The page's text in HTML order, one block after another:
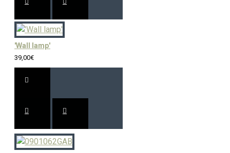
'Wall lamp'
39,00€